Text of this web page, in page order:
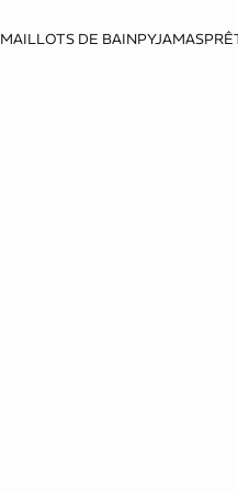
MAILLOTS DE BAINPYJAMAS